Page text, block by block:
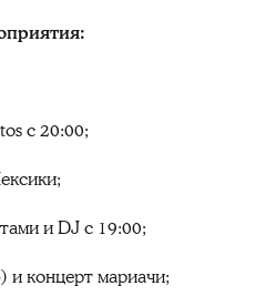
с 20:00;
и DJ с 19:00;
и концерт мариачи;